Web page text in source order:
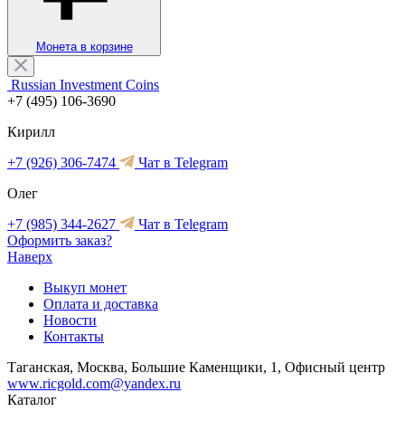
Монета в корзине
Russian Investment Coins
+7 (495) 106-3690
Кирилл
+7 (926) 306-7474
Чат в Telegram
Олег
+7 (985) 344-2627
Чат в Telegram
Оформить заказ?
Наверх
Выкуп монет
Оплата и доставка
Новости
Контакты
Таганская, Москва, Большие Каменщики, 1, Офисный центр
www.ricgold.com@yandex.ru
Каталог